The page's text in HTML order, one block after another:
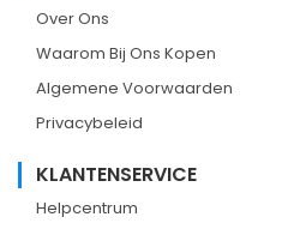
Over Ons
Waarom Bij Ons Kopen
Algemene Voorwaarden
Privacybeleid
KLANTENSERVICE
Helpcentrum